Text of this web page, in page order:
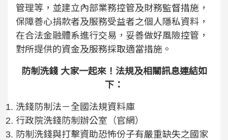
管理等，並建立內部業務控管及財務監督措施，
保障善心捐款者及服務受益者之個人隱私資料，
在合法金融體系進行交易，妥善做好風險控管，
對所提供的資金及服務採取適當措施。
防制洗錢 大家一起來！ 法規及相關訊息連結如
下：
洗錢防制法－全國法規資料庫
行政院洗錢防制辦公室（官網）
防制洗錢與打擊資助恐怖份子有嚴重缺失之國家